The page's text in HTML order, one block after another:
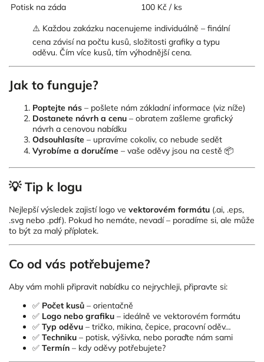
Potisk na záda
100 Kč / ks
⚠️ Každou zakázku nacenujeme individuálně – finální
cena závisí na počtu kusů, složitosti grafiky a typu
oděvu. Čím více kusů, tím výhodnější cena.
Jak to funguje?
Poptejte nás – pošlete nám základní informace (viz níže)
Dostanete návrh a cenu – obratem zašleme grafický
návrh a cenovou nabídku
Odsouhlasíte – upravíme cokoliv, co nebude sedět
Vyrobíme a doručíme – vaše oděvy jsou na cestě 📦
💡 Tip k logu
Nejlepší výsledek zajistí logo ve vektorovém formátu (.ai, .eps,
.svg nebo .pdf). Pokud ho nemáte, nevadí – poradíme si, ale může
to být za malý příplatek.
Co od vás potřebujeme?
Aby vám mohli připravit nabídku co nejrychleji, připravte si:
✅ Počet kusů – orientačně
✅ Logo nebo grafiku – ideálně ve vektorovém formátu
✅ Typ oděvu – tričko, mikina, čepice, pracovní oděv…
✅ Techniku – potisk, výšivka, nebo poraďte nám sami
✅ Termín – kdy oděvy potřebujete?